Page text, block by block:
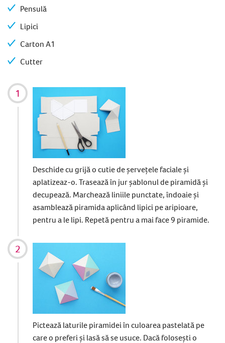
Pensulă
Lipici
Carton A1
Cutter
Deschide cu grijă o cutie de șervețele faciale și
aplatizeaz-o. Trasează în jur șablonul de piramidă și
decupează. Marchează liniile punctate, îndoaie și
asamblează piramida aplicând lipici pe aripioare,
pentru a le lipi. Repetă pentru a mai face 9 piramide.
Pictează laturile piramidei în culoarea pastelată pe
care o preferi și lasă să se usuce. Dacă folosești o